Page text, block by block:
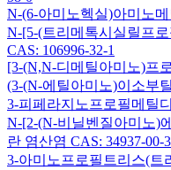
N-(6-아미노헥실)아미노
N-[5-(트리메톡시실릴프
CAS: 106996-32-1
[3-(N,N-디메틸아미노)프
(3-(N-에틸아미노)이소부
3-피페라지노프로필메틸
N-[2-(N-비닐벤질아미노)
란 염산염 CAS: 34937-00-3
3-아미노프로필트리스(트